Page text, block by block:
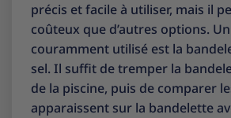
précis et facile à utiliser, mais il
coûteux que d’autres options.
couramment utilisé est la
sel. Il suffit de tremper la
de la piscine, puis de comparer
apparaissent sur la bandelette